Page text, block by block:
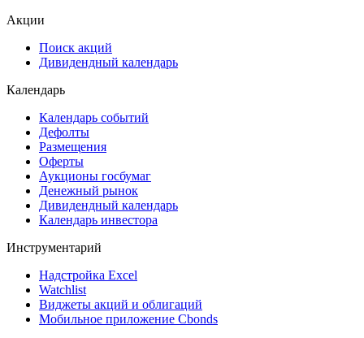
Акции
Поиск акций
Дивидендный календарь
Календарь
Календарь событий
Дефолты
Размещения
Оферты
Аукционы госбумаг
Денежный рынок
Дивидендный календарь
Календарь инвестора
Инструментарий
Надстройка Excel
Watchlist
Виджеты акций и облигаций
Мобильное приложение Cbonds